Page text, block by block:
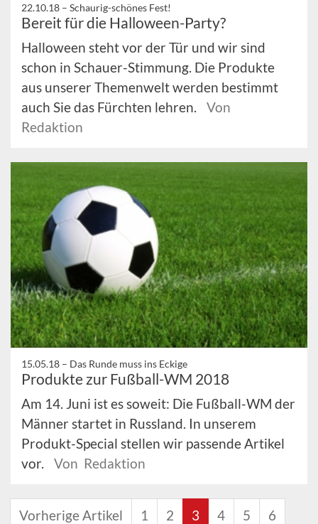
22.10.18 – Schaurig-schönes Fest!
Bereit für die Halloween-Party?
Halloween steht vor der Tür und wir sind
schon in Schauer-Stimmung. Die Produkte
aus unserer Themenwelt werden bestimmt
auch Sie das Fürchten lehren.
Von
Redaktion
15.05.18 – Das Runde muss ins Eckige
Produkte zur Fußball-WM 2018
Am 14. Juni ist es soweit: Die Fußball-WM der
Männer startet in Russland. In unserem
Produkt-Special stellen wir passende Artikel
vor.
Von Redaktion
Vorherige Artikel 1 2 3 4 5 6